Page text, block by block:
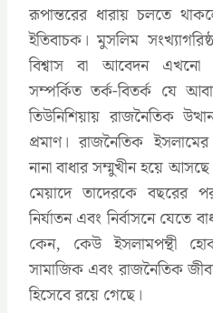
রূপান্তরের ধারায় চলতে
ইতিবাচক। মুসলিম
বিশ্বাস বা আবেদন এখনো
সম্পর্কিত তর্ক-বিতর্ক যে
তিউনিশিয়ায় রাজনৈতিক
প্রমাণ। রাজনৈতিক
নানা বাধার সম্মুখীন হয়ে
মেয়াদে তাদেরকে বছরের
নির্যাতন এবং নির্বাসনে যেতে
কেন, কেউ ইসলামপন্থী
সামাজিক এবং রাজনৈতিক
হিসেবে রয়ে গেছে।